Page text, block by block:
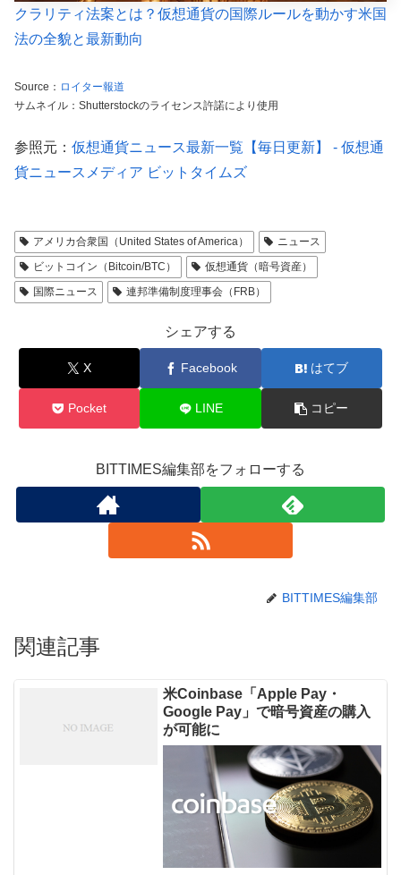
クラリティ法案とは？仮想通貨の国際ルールを動かす米国
法の全貌と最新動向
Source： ロイター報道
サムネイル：Shutterstockのライセンス許諾により使用
参照元： 仮想通貨ニュース最新一覧【毎日更新】 - 仮想通
貨ニュースメディア ビットタイムズ
アメリカ合衆国（United States of America）
ニュース
ビットコイン（Bitcoin/BTC）
仮想通貨（暗号資産）
国際ニュース
連邦準備制度理事会（FRB）
シェアする
X Facebook はてブ
Pocket LINE コピー
BITTIMES編集部をフォローする
BITTIMES編集部
関連記事
米Coinbase「Apple Pay・
Google Pay」で暗号資産の購入
が可能に